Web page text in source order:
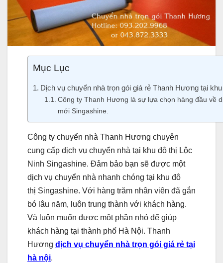
Mục Lục
Dịch vụ chuyển nhà trọn gói giá rẻ Thanh Hương tại
Công ty Thanh Hương là sự lựa chọn hàng đầu về
mới Singashine.
Công ty chuyển nhà Thanh Hương chuyên
cung cấp dịch vụ chuyển nhà tại khu đô thị Lộc
Ninh Singashine. Đảm bảo bạn sẽ được một
dịch vụ chuyển nhà nhanh chóng tại khu đô
thị Singashine. Với hàng trăm nhân viên đã gắn
bó lâu năm, luôn trung thành với khách hàng.
Và luôn muốn được một phần nhỏ để giúp
khách hàng tại thành phố Hà Nội. Thanh
Hương dịch vụ chuyển nhà trọn gói giá rẻ tại
hà nội.